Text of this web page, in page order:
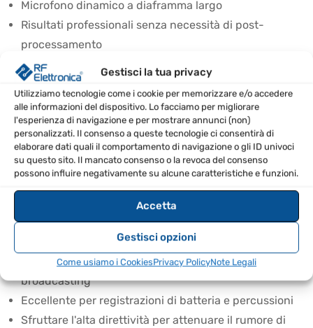
Gestisci la tua privacy
Utilizziamo tecnologie come i cookie per memorizzare e/o accedere
alle informazioni del dispositivo. Lo facciamo per migliorare
l'esperienza di navigazione e per mostrare annunci (non)
personalizzati. Il consenso a queste tecnologie ci consentirà di
elaborare dati quali il comportamento di navigazione o gli ID univoci
su questo sito. Il mancato consenso o la revoca del consenso
possono influire negativamente su alcune caratteristiche e funzioni.
Accetta
Gestisci opzioni
Come usiamo i CookiesPrivacy PolicyNote Legali
Microfono dinamico a diaframma largo
Risultati professionali senza necessità di post-
processamento
CONTENUTO DELLA CONFEZIONE
Microfono Heil Sound PR 31 BW
Supporto a morsetto
CONSIGLI D’USO
Utilizzare per registrazioni vocali senza post-
Ideale per microfonare chitarre acustiche e
Perfetto per voci maschili e femminili nel
broadcasting
Eccellente per registrazioni di batteria e percussioni
Sfruttare l'alta direttività per attenuare il rumore di